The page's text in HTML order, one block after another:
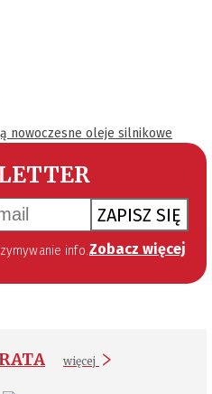
nowoczesne oleje silnikowe
ZAPISZ SIĘ
usług drogą elektroniczną (Dz. U. 144 z 2002 r. poz. 1204). Zgoda jest dobrowolna, jednak jej wyrażenie jest konieczne, aby otrzymywać newsletter. Zobacz więcej
więcej